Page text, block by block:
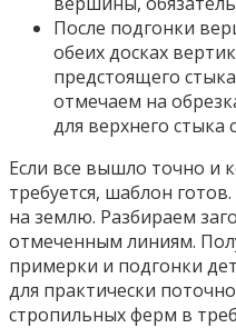
После подгонки
обеих досках
предстоящего
отмечаем на
для верхнего стыка
Если все вышло точно и
требуется, шаблон
на землю. Разбираем
отмеченным линиям.
примерки и подгонки
для практически
стропильных ферм в